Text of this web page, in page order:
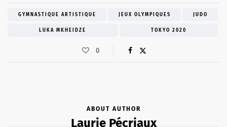
GYMNASTIQUE ARTISTIQUE JEUX OLYMPIQUES JUDO
LUKA MKHEIDZE TOKYO 2020
0
ABOUT AUTHOR
Laurie Pécriaux